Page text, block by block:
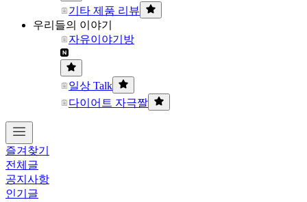
기타 제품 리뷰
우리들의 이야기
자유이야기방
일상 Talk
다이어트 자극짤
즐겨찾기
전체글
공지사항
인기글